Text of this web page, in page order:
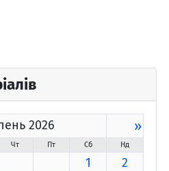
2026 »
Чт Пт Сб Нд
1
2